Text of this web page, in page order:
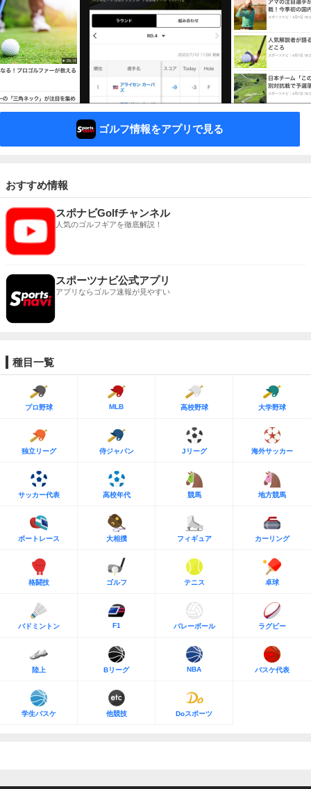
ゴルフ情報をアプリで見る
おすすめ情報
スポナビGolfチャンネル
人気のゴルフギアを徹底解説！
スポーツナビ公式アプリ
アプリならゴルフ速報が見やすい
種目一覧
プロ野球 MLB 高校野球 大学野球
独立リーグ 侍ジャパン Jリーグ 海外サッカー
サッカー代表 高校年代 競馬 地方競馬
ボートレース 大相撲 フィギュア カーリング
格闘技 ゴルフ テニス 卓球
バドミントン F1 バレーボール ラグビー
陸上 Bリーグ NBA バスケ代表
学生バスケ 他競技 Doスポーツ